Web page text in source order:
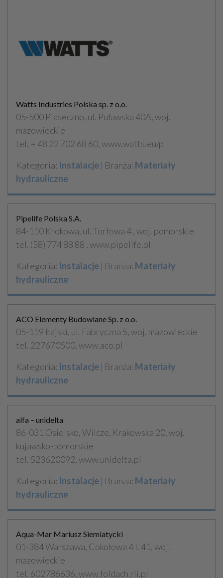
Watts Industries Polska sp. z o.o.
05-500 Piaseczno, ul. Puławska 40A, woj.
mazowieckie
tel. + 48 22 702 68 60, www.watts.eu/pl
Kategoria: Instalacje | Branża: Materiały
hydrauliczne
Pipelife Polska S.A.
84-110 Krokowa, ul. Torfowa 4 , woj. pomorskie
tel. (58) 774 88 88 , www.pipelife.pl
Kategoria: Instalacje | Branża: Materiały
hydrauliczne
ACO Elementy Budowlane Sp. z o.o.
05-119 Łajski, ul. Fabryczna 5, woj. mazowieckie
tel. 227670500, www.aco.pl
Kategoria: Instalacje | Branża: Materiały
hydrauliczne
alfa – unidelta
86-031 Osielsko, Wilcze, Krakowska 20, woj.
kujawsko-pomorskie
tel. 523620092, www.unidelta.pl
Kategoria: Instalacje | Branża: Materiały
hydrauliczne
Aqua-Mar Mariusz Siemiatycki
01-384 Warszawa, Cokołowa 4 l. 41, woj.
mazowieckie
tel. 602786636, www.foldach.rii.pl